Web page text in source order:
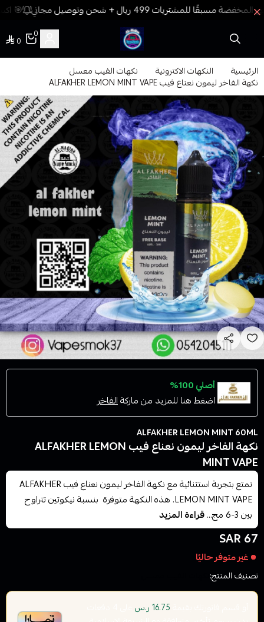
🎯
فيب المدينة
0
0
الرئيسية النكهات الاكترونية نكهات الفيب معسل
نكهة الفاخر ليمون نعناع فيب ALFAKHER LEMON MINT VAPE
أصلي 100%
اضغط هنا للمزيد من ماركةالفاخر
ALFAKHER LEMON MINT 60ML
نكهة الفاخر ليمون نعناع فيب ALFAKHER LEMON
MINT VAPE
تمتع بتجربة استثنائية مع نكهة الفاخر ليمون نعناع فيب ALFAKHER
LEMON MINT VAPE. هذه النكهة متوفرة بنسبة نيكوتين تتراوح
بين 3-6 مج...
قراءة المزيد
67 SAR
غير متوفر حاليًا
تصنيف المنتج:
16.75 ر.س